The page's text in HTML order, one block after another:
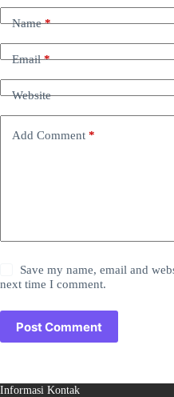
Name*
Email*
Website
Add Comment *
Save my name, email and
next time I comment.
Post Comment
Informasi Kontak